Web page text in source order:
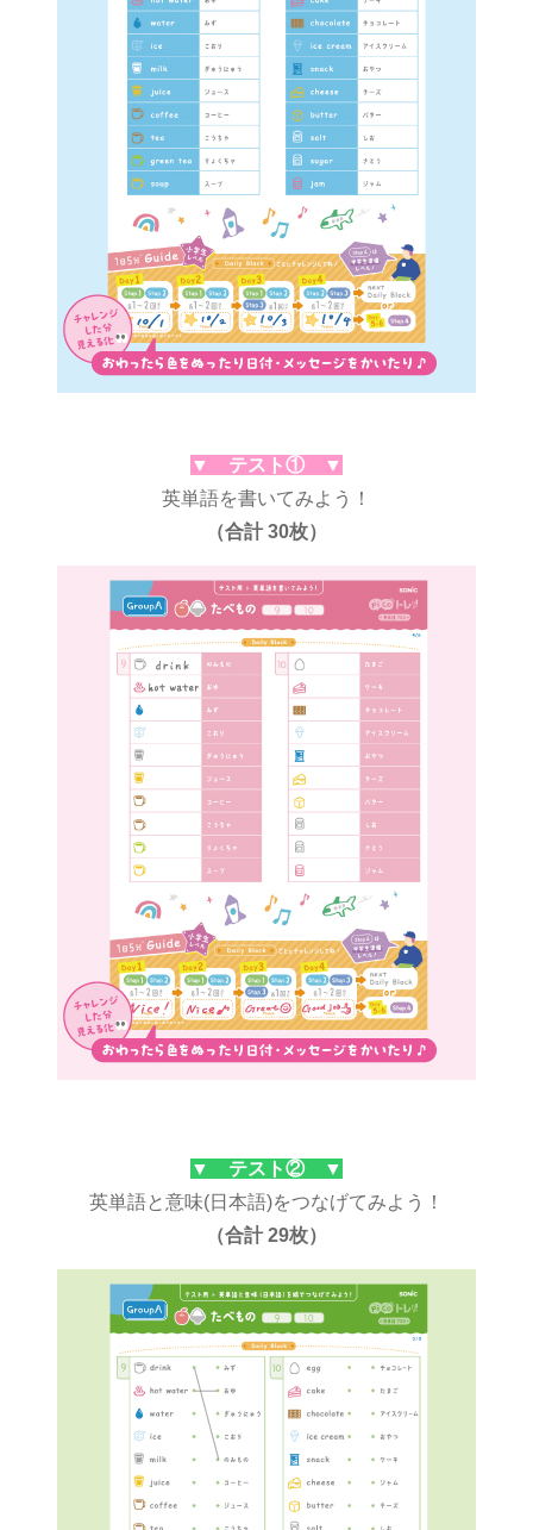
▼ テスト① ▼
英単語を書いてみよう！
（合計 30枚）
▼ テスト② ▼
英単語と意味(日本語)をつなげてみよう！
（合計 29枚）